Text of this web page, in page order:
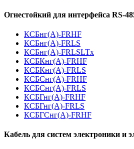
Огнестойкий для интерфейса RS-
КСБнг(А)-FRHF
КСБнг(А)-FRLS
КСБнг(А)-FRLSLTx
КСБКнг(А)-FRHF
КСБКнг(А)-FRLS
КСБСнг(А)-FRHF
КСБСнг(А)-FRLS
КСБГнг(А)-FRHF
КСБГнг(А)-FRLS
КСБГСнг(А)-FRHF
Кабель для систем электроники и